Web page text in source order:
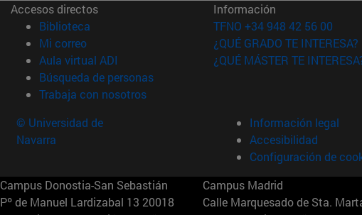
Accesos directos
Biblioteca (abre en nueva ventana)
Mi correo(abre en nueva ventana)
Aula virtual ADI (abre en nueva ventana)
Búsqueda de personas(abre en nueva ventana)
Trabaja con nosotros(abre en nueva ventana)
Información
TFNO +34 948 42 56 00
¿QUÉ GRADO TE INTERESA?
¿QUÉ MÁSTER TE
© Universidad de
Navarra
Información legal
Accesibilidad
Configuración de
Campus Donostia-San Sebastián
Pº de Manuel Lardizabal 13 20018
Campus Madrid
Calle Marquesado de Sta.